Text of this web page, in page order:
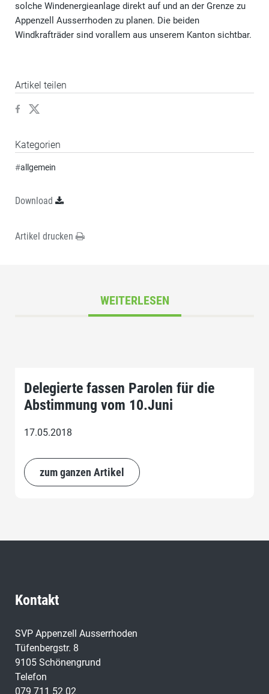
solche Windenergieanlage direkt auf und an der Grenze zu
Appenzell Ausserrhoden zu planen. Die beiden
Windkrafträder sind vorallem aus unserem Kanton sichtbar.
Artikel teilen
Kategorien
#allgemein
Download
Artikel drucken
WEITERLESEN
Delegierte fassen Parolen für die
Abstimmung vom 10.Juni
17.05.2018
zum ganzen Artikel
Kontakt
SVP Appenzell Ausserrhoden
Tüfenbergstr. 8
9105 Schönengrund
Telefon
079 711 52 02